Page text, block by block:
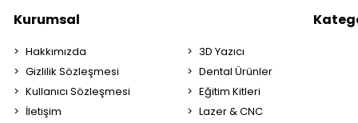
Kurumsal
Hakkımızda
Gizlilik Sözleşmesi
Kullanıcı Sözleşmesi
İletişim
3D Yazıcı
Dental Ürünler
Eğitim Kitleri
Lazer & CNC